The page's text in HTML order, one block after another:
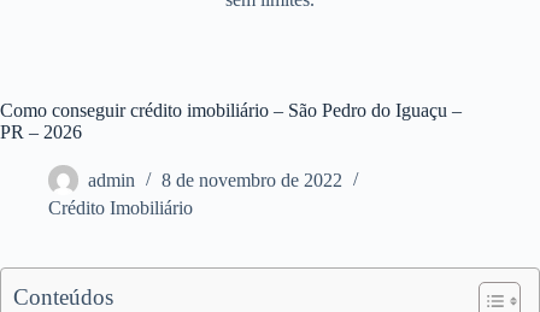
Como conseguir crédito imobiliário – São Pedro do Iguaçu –
PR – 2026
admin
8 de novembro de 2022
Crédito Imobiliário
Conteúdos